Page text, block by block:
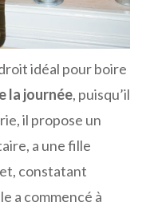
idéal pour boire
la journée, puisqu’il
il propose un
a une fille
constatant
a commencé à